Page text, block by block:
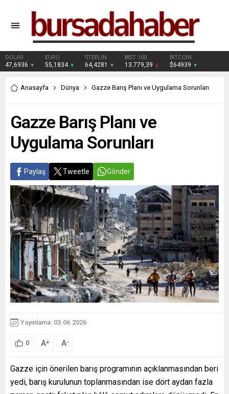
DOLAR
47,6936
EURO
55,1834
STERLİN
64,4281
BIST 100
13.779,39
BITCOIN
$64939
Anasayfa Dünya Gazze Barış Planı ve Uygulama Sorunları
Gazze Barış Planı ve
Uygulama Sorunları
Paylaş Tweetle Gönder
Yayınlama: 03.06.2026
0 A+ A-
Gazze için önerilen barış programının açıklanmasından beri
yedi, barış kurulunun toplanmasından ise dört aydan fazla